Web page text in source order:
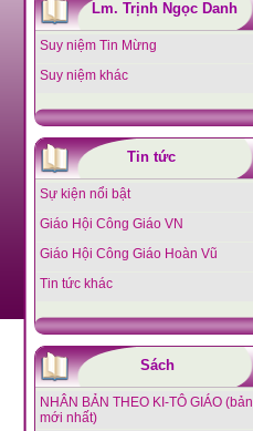
Lm. Trịnh Ngọc Danh
Suy niệm Tin Mừng
Suy niệm khác
Tin tức
Sự kiện nổi bật
Giáo Hội Công Giáo VN
Giáo Hội Công Giáo Hoàn Vũ
Tin tức khác
Sách
NHÂN BẢN THEO KI-TÔ GIÁO (bản
mới nhất)